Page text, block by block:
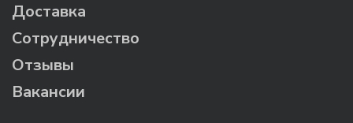
Доставка
Сотрудничество
Отзывы
Вакансии